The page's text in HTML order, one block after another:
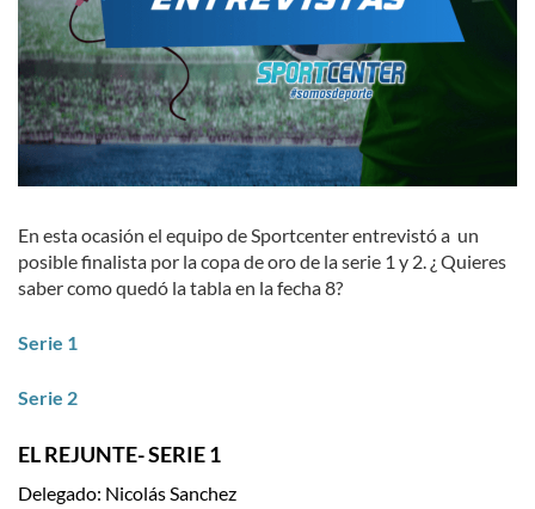
En esta ocasión el equipo de Sportcenter entrevistó a un
posible finalista por la copa de oro de la serie 1 y 2. ¿ Quieres
saber como quedó la tabla en la fecha 8?
Serie 1
Serie 2
EL REJUNTE- SERIE 1
Delegado: Nicolás Sanchez